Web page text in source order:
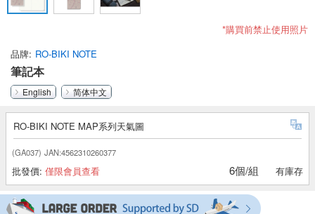
*購買前禁止使用照片
品牌 RO-BIKI NOTE
筆記本
English 简体中文
RO-BIKI NOTE MAP系列天氣圖
(GA037) JAN:4562310260377
批發價: 僅限會員查看 6個/組 有庫存